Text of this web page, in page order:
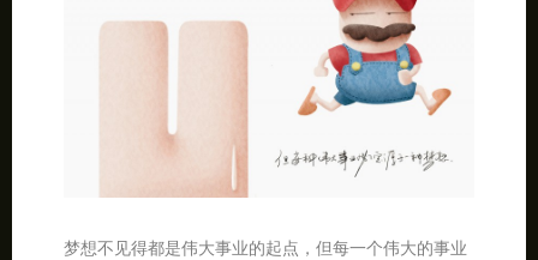
梦想不见得都是伟大事业的起点，但每一个伟大的事业